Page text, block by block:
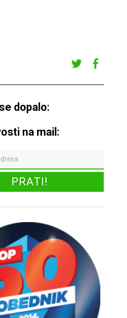
r
ook
dopalo:
na mail: